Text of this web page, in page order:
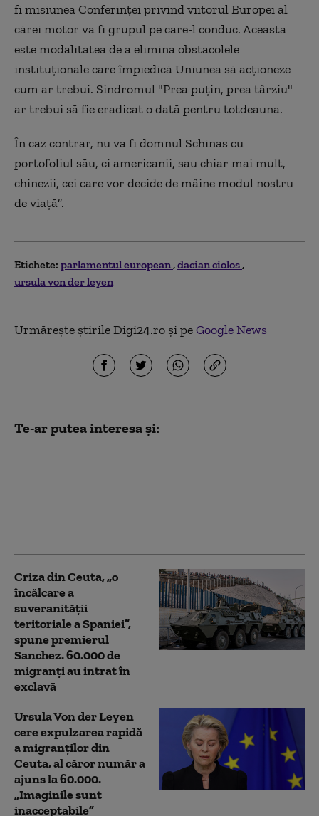
fi misiunea Conferinței privind viitorul Europei al
cărei motor va fi grupul pe care-l conduc. Aceasta
este modalitatea de a elimina obstacolele
instituționale care împiedică Uniunea să acționeze
cum ar trebui. Sindromul "Prea puțin, prea târziu"
ar trebui să fie eradicat o dată pentru totdeauna.
În caz contrar, nu va fi domnul Schinas cu
portofoliul său, ci americanii, sau chiar mai mult,
chinezii, cei care vor decide de mâine modul nostru
de viață”.
Etichete: parlamentul european dacian ciolos
ursula von der leyen
Urmărește știrile Digi24.ro și peGoogle News
Te-ar putea interesa și:
Criza din Ceuta, „o
încălcare a
suveranității
teritoriale a Spaniei”,
spune premierul
Sanchez. 60.000 de
migranţi au intrat în
exclavă
Ursula Von der Leyen
cere expulzarea rapidă
a migranţilor din
Ceuta, al căror număr a
ajuns la 60.000.
„Imaginile sunt
inacceptabile”